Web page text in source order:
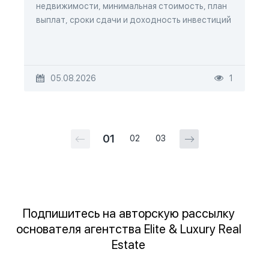
недвижимости, минимальная стоимость, план
выплат, сроки сдачи и доходность инвестиций
05.08.2026 1
01 02 03
Подпишитесь на авторскую рассылку
основателя агентства Elite & Luxury Real
Estate